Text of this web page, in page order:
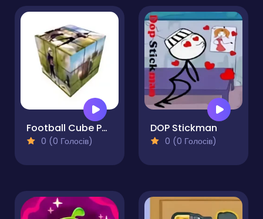
Football Cube Puzzle
0 (0 Голосів)
DOP Stickman
0 (0 Голосів)